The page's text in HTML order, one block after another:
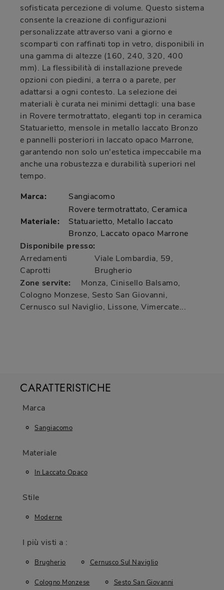
sofisticata percezione di volume. Questo sistema
consente la creazione di configurazioni
personalizzate attraverso vani a giorno e
scomparti con raffinati top in vetro, disponibili in
una gamma di altezze (160, 240, 320, 400
mm). La flessibilità di installazione prevede
opzioni con piedini, a terra o a parete, per
adattarsi a ogni contesto. La selezione dei
materiali è curata nei minimi dettagli: una base
in Rovere termotrattato, eleganti top in ceramica
Statuarietto, mensole in metallo laccato Bronzo
e pannelli posteriori in laccato opaco Marrone,
garantendo non solo un'estetica impeccabile ma
anche una robustezza e durabilità superiori nel
tempo.
Marca:
Sangiacomo
Materiale:
Rovere termotrattato, Ceramica
Statuarietto, Metallo laccato
Bronzo, Laccato opaco Marrone
Disponibile presso:
Arredamenti
Caprotti
Viale Lombardia, 59,
Brugherio
Zone servite:
Monza, Cinisello Balsamo,
Cologno Monzese, Sesto San Giovanni,
Cernusco sul Naviglio, Lissone, Vimercate...
CARATTERISTICHE
Marca
Sangiacomo
Materiale
In Laccato Opaco
Stile
Moderne
I più visti a :
Brugherio Cernusco Sul Naviglio
Cologno Monzese Sesto San Giovanni